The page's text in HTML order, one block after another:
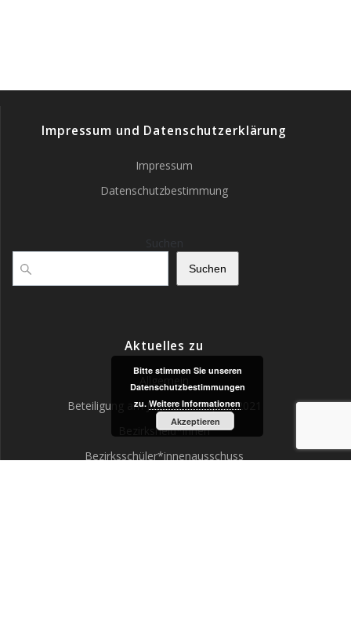
Impressum und Datenschutzerklärung
Impressum
Datenschutzbestimmung
Suchen
Aktuelles zu
Allgemein
Beteiligung am Jugendförderplan 2021
Bezirksheld*innen
Bezirksschüler*innenausschuss
Bitte stimmen Sie unseren
Datenschutzbestimmungen
zu. Weitere Informationen
Akzeptieren